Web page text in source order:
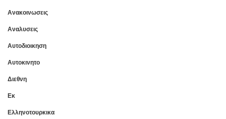
Ανακοινωσεις
Αναλυσεις
Αυτοδιοικηση
Αυτοκινητο
Διεθνη
Εκ
Ελληνοτουρκικα